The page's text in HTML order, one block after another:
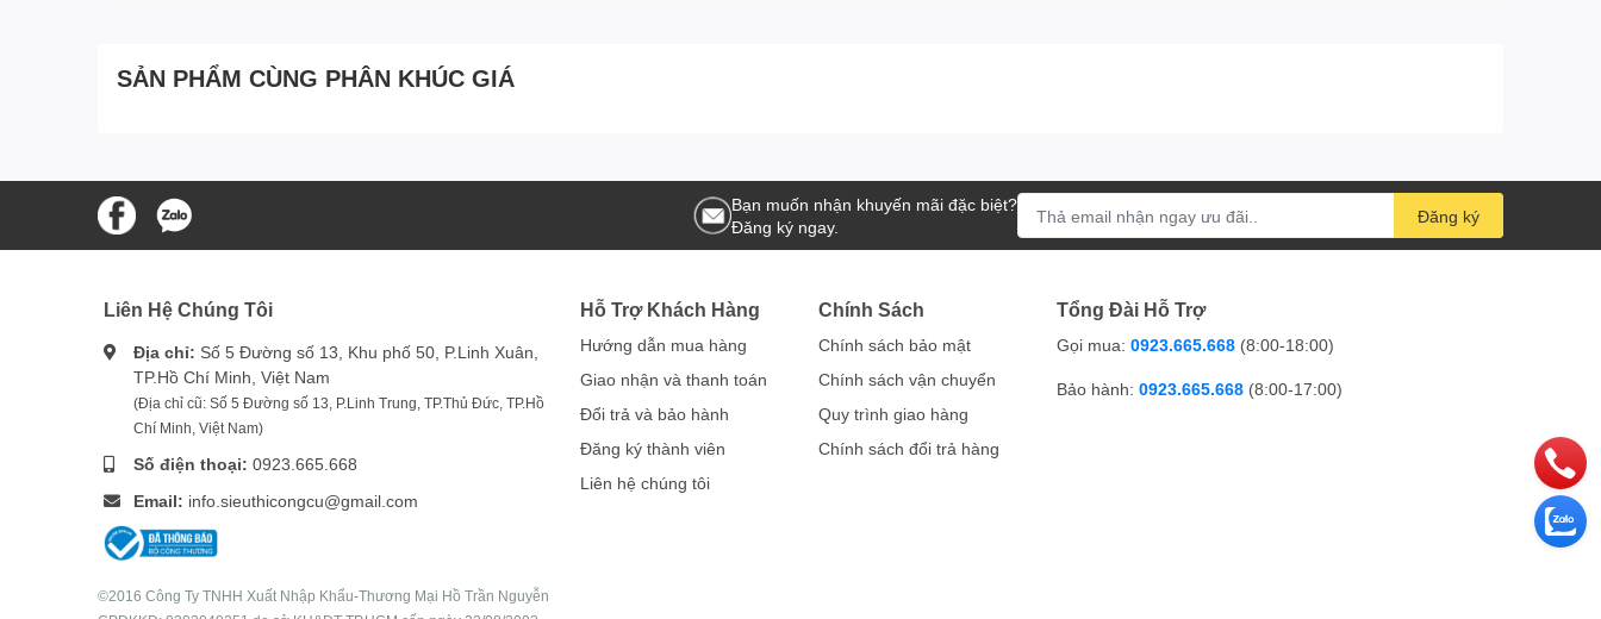
SẢN PHẨM CÙNG PHÂN KHÚC GIÁ
Bạn muốn nhận khuyến mãi đặc biệt?
Đăng ký ngay.
Đăng ký
Liên Hệ Chúng Tôi
Địa chỉ: Số 5 Đường số 13, Khu phố 50, P.Linh Xuân,
TP.Hồ Chí Minh, Việt Nam
(Địa chỉ cũ: Số 5 Đường số 13, P.Linh Trung, TP.Thủ Đức, TP.Hồ
Chí Minh, Việt Nam)
Số điện thoại: 0923.665.668
Email: info.sieuthicongcu@gmail.com
Hỗ Trợ Khách Hàng
Hướng dẫn mua hàng
Giao nhận và thanh toán
Đổi trả và bảo hành
Đăng ký thành viên
Liên hệ chúng tôi
Chính Sách
Chính sách bảo mật
Chính sách vận chuyển
Quy trình giao hàng
Chính sách đổi trả hàng
Tổng Đài Hỗ Trợ
Gọi mua: 0923.665.668 (8:00-18:00)
Bảo hành: 0923.665.668 (8:00-17:00)
©2016 Công Ty TNHH Xuất Nhập Khẩu-Thương Mại Hồ Trần Nguyễn